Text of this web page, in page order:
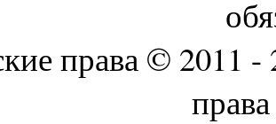
права © 2011